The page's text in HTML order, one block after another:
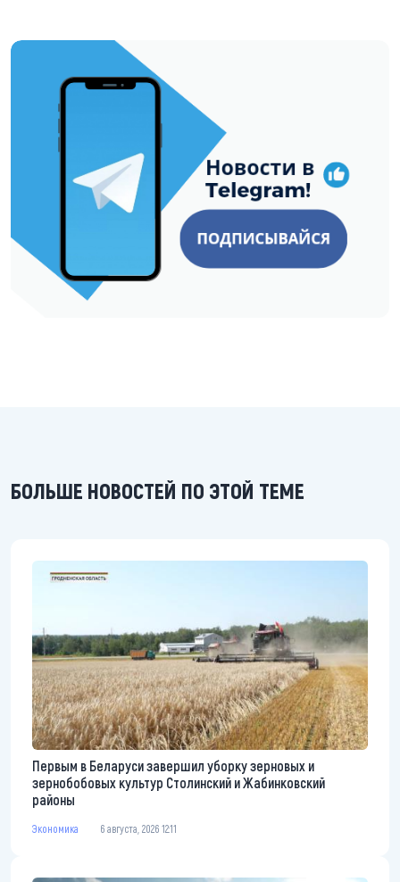
https://t.me/minskctvby
БОЛЬШЕ НОВОСТЕЙ ПО ЭТОЙ ТЕМЕ
Первым в Беларуси завершил уборку зерновых и
зернобобовых культур Столинский и Жабинковский
районы
Экономика 6 августа, 2026 12:11